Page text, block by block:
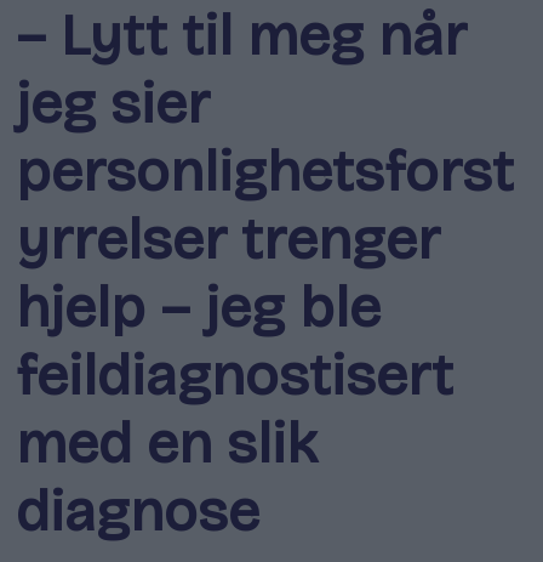
– Lytt til meg når
jeg sier
personlighetsforst
yrrelser trenger
hjelp – jeg ble
feildiagnostisert
med en slik
diagnose